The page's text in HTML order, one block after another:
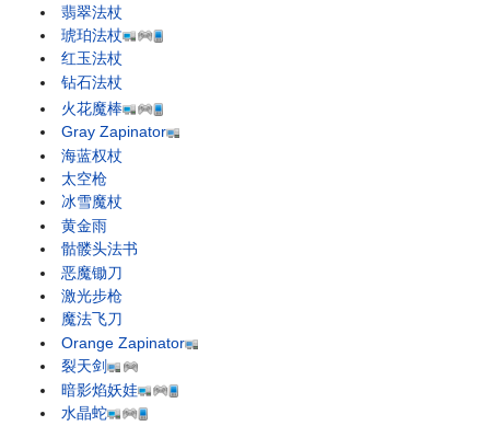
翡翠法杖
琥珀法杖
红玉法杖
钻石法杖
火花魔棒
Gray Zapinator
海蓝权杖
太空枪
冰雪魔杖
黄金雨
骷髅头法书
恶魔锄刀
激光步枪
魔法飞刀
Orange Zapinator
裂天剑
暗影焰妖娃
水晶蛇